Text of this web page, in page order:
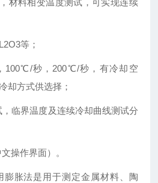
材料相变温度测试，可实现连续
等；
100℃/秒，200℃/秒，有冷却空
却方式供选择；
临界温度及连续冷却曲线测试分
操作界面）。
膨胀法是用于测定金属材料、陶